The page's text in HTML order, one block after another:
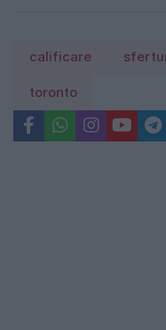
calificare
toronto